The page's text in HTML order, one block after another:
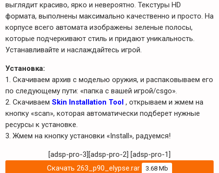
выглядит красиво, ярко и невероятно. Текстуры HD
формата, выполнены максимально качественно и просто. На
корпусе всего автомата изображены зеленые полосы,
которые подчеркивают стиль и придают уникальность.
Устанавливайте и наслаждайтесь игрой.
Установка:
1. Скачиваем архив с моделью оружия, и распаковываем его
по следующему пути: «папка с вашей игрой/csgo».
2. Скачиваем Skin Installation Tool , открываем и жмем на
кнопку «scan», которая автоматически подберет нужные
ресурсы к установке.
3. Жмем на кнопку установки «Install», радуемся!
[adsp-pro-3][adsp-pro-2] [adsp-pro-1]
Скачать 263_p90_elypse.rar
3.68 Mb